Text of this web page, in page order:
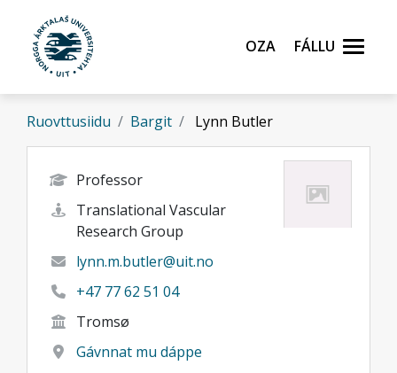
Gå til hovedinnhold
Oza
Fállu
Ruovttusiidu Bargit Lynn Butler
Professor
Translational Vascular
Research Group
lynn.m.butler@uit.no
+47 77 62 51 04
Tromsø
Gávnnat mu dáppe